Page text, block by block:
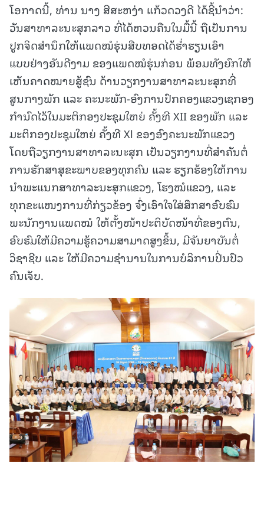
ໂອກາດນີ້, ທ່ານ ນາງ ສີສະຫງ່າ ແກ້ວດວງດີ ໄດ້ຊີ້ນຳວ່າ:
ວັນສາທາລະນະສຸກລາວ ທີ່ໄດ້ຫວນຄືນໃນມື້ນີ້ ຖືເປັນການ
ປູກຈິດສຳນຶກໃຫ້ແພດໝໍຮຸ່ນສືບທອດໄດ້ຮ່ຳຮຽນເອົາ
ແບບຢ່າງອັນດີງາມ ຂອງແພດໝໍຮຸ່ນກ່ອນ ພ້ອມທັງຍົກໃຫ້
ເຫັນຄາດໝາຍສູ້ຊົນ ດ້ານວຽກງານສາທາລະນະສຸກທີ່
ສູນກາງພັກ ແລະ ຄະນະພັກ-ອົງການປົກຄອງແຂວງເຊກອງ
ກໍານົດໄວ້ໃນມະຕິກອງປະຊຸມໃຫຍ່ ຄັ້ງທີ XII ຂອງພັກ ແລະ
ມະຕິກອງປະຊຸມໃຫຍ່ ຄັ້ງທີ Xl ຂອງອົງຄະນະພັກແຂວງ
ໂດຍຖືວຽກງານສາທາລະນະສຸກ ເປັນວຽກງານທີ່ສໍາຄັນຕໍ່
ການຮັກສາສຸຂະພາບຂອງທຸກຄົນ ແລະ ຮຽກຮ້ອງໃຫ້ການ
ນໍາພະແນກສາທາລະນະສຸກແຂວງ, ໂຮງໝໍແຂວງ, ແລະ
ທຸກຂະແໜງການທີ່ກ່ຽວຂ້ອງ ຈົ່ງເອົາໃຈໃສ່ສຶກສາອົບຮົມ
ພະນັກງານແພດໝໍ ໃຫ້ຕັ້ງໜ້າປະຕິບັດໜ້າທີ່ຂອງຕົນ,
ອົບຮົມໃຫ້ມີຄວາມຮູ້ຄວາມສາມາດສູງຂຶ້ນ, ມີຈັນຍາບັນຕໍ່
ວິຊາຊີບ ແລະ ໃຫ້ມີຄວາມຊຳນານໃນການບໍລິການປິ່ນປົວ
ຄົນເຈັບ.